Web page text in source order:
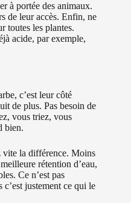
à portée des animaux.
de leur accès. Enfin, ne
toutes les plantes.
acide, par exemple,
c’est leur côté
de plus. Pas besoin de
vous triez, vous
bien.
vite la différence. Moins
rétention d’eau,
Ce n’est pas
justement ce qui le